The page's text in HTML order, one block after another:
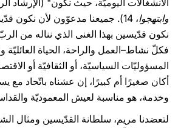
الانشغالات اليوميّة، حيث نكون" (الإرشاد
وابتهجوا
، 14). جميعنا مدعوّون لأن نكون
نكون قدّيسين بهذا الغنى الذي نناله من
فكلّ نشاط–العمل والراحة، الحياة العائليّة
المسؤوليّات السياسيّة، أو الثقافيّة أو
أكان صغيرًا أم كبيرًا، إن عشناه باتّحاد مع
وخدمة، هو مناسبة لعيش المعموديّة
لتعضدنا مريم، سلطانة القدّيسين ومثال